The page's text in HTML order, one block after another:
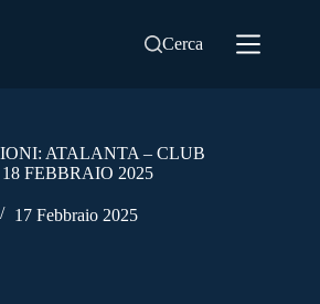
Cerca
ATALANTA – CLUB
FEBBRAIO 2025
17 Febbraio 2025